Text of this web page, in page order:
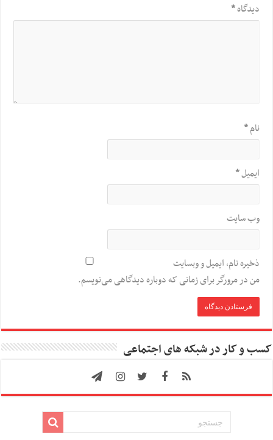
دیدگاه*
نام*
ایمیل*
وب‌ سایت
ذخیره نام، ایمیل و وبسایت
من در مرورگر برای زمانی که دوباره دیدگاهی می‌نویسم.
کسب و کار در شبکه های اجتماعی